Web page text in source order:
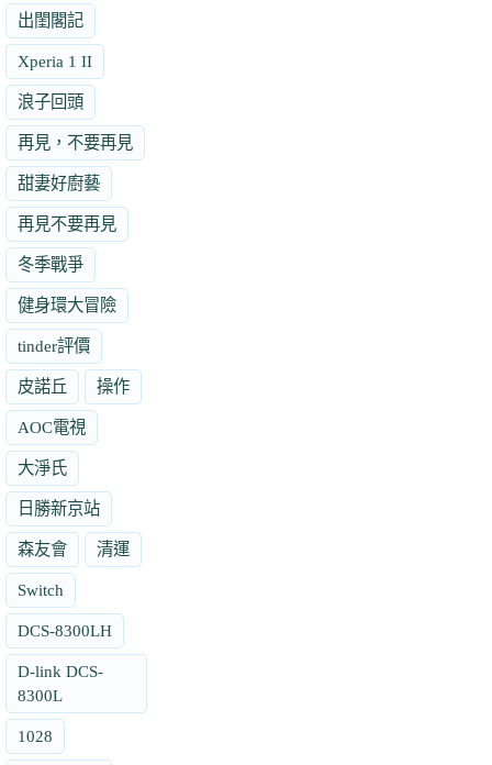
出閨閣記
Xperia 1 II
浪子回頭
再見，不要再見
甜妻好廚藝
再見不要再見
冬季戰爭
健身環大冒險
tinder評價
皮諾丘 操作
AOC電視
大淨氏
日勝新京站
森友會 清運
Switch
DCS-8300LH
D-link DCS-
8300L
1028